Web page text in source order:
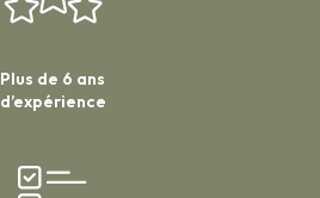
Plus de 6 ans
d’expérience